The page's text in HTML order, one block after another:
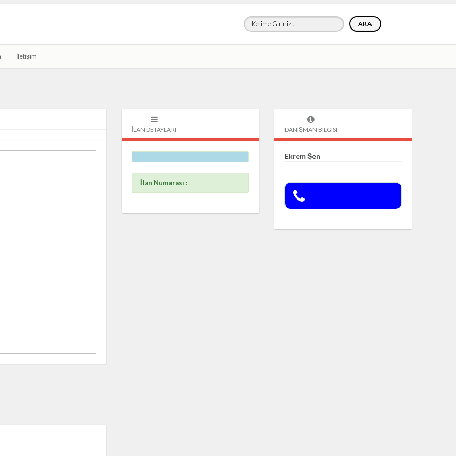
ARA
İletişim
İLAN DETAYLARI
İlan Numarası :
DANIŞMAN BILGISI
Ekrem Şen